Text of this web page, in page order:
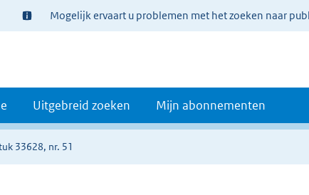
Ter
informatie:
Mogelijk ervaart u problemen met het zoeken naar
Uitgebreid zoeken Mijn abonnementen
33628, nr. 51